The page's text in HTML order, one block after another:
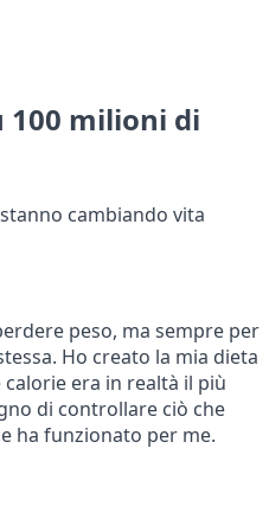
100 milioni di
cambiando vita
peso, ma sempre per
Ho creato la mia dieta
era in realtà il più
di controllare ciò che
ha funzionato per me.